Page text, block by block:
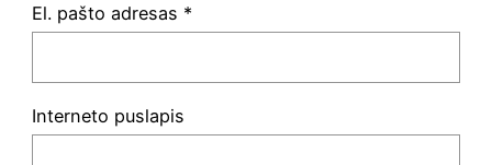
El. pašto adresas *
Interneto puslapis